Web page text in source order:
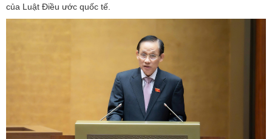
của Luật Điều ước quốc tế.